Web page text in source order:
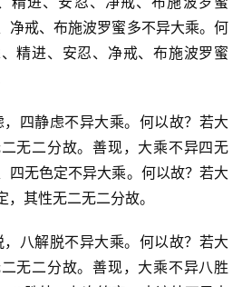
净戒、布施波罗蜜多不异大乘。何
精进、安忍、净戒、布施波罗蜜
四静虑不异大乘。何以故？若大
无二分故。善现，大乘不异四无
四无色定不异大乘。何以故？若大
其性无二无二分故。
八解脱不异大乘。何以故？若大
无二分故。善现，大乘不异八胜